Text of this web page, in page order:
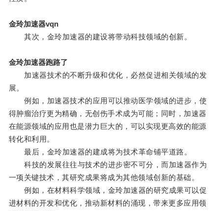
金玲加速器vqn
其次，金玲加速器的建设将带动科技领域的创新。
金玲加速器跑路了
加速器技术的不断升级和优化，必然促进相关领域的发
展。
例如，加速器技术的应用可以推动医学领域的进步，使
得肿瘤治疗更为精确，无创伤手术成为可能；同时，加速器
在能源领域的应用也是潜力巨大的，可以实现更高效的能源
转化和利用。
最后，金玲加速器的建成将为技术革命铺平道路。
科技的发展往往与技术的进步密不可分，而加速器作为
一项关键技术，其研究成果将成为其他领域创新的基础。
例如，在材料科学领域，金玲加速器的研究成果可以促
进材料的开发和优化，推动新材料的涌现，带来更多应用领